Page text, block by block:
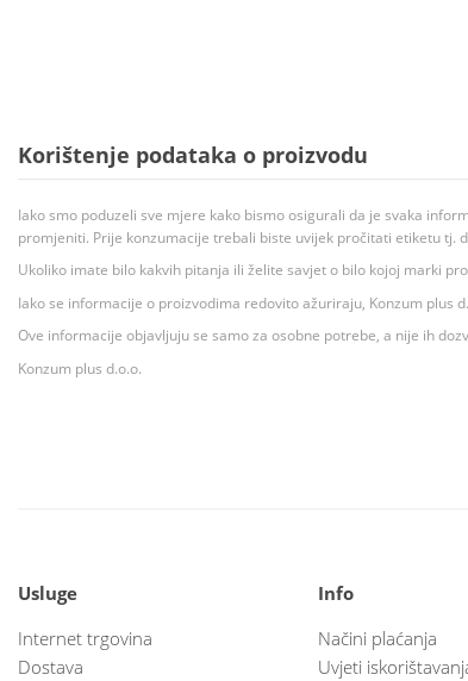
Korištenje podataka o proizvodu
Iako smo poduzeli sve mjere kako bismo osigurali da je svaka
promjeniti. Prije konzumacije trebali biste uvijek pročitati etiketu tj.
Ukoliko imate bilo kakvih pitanja ili želite savjet o bilo kojoj marki
Iako se informacije o proizvodima redovito ažuriraju, Konzum plus
Ove informacije objavljuju se samo za osobne potrebe, a nije ih
Konzum plus d.o.o.
Usluge
Internet trgovina
Dostava
Info
Načini plaćanja
Uvjeti